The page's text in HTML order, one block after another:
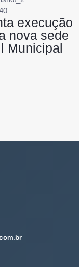
execução
nova sede
Municipal